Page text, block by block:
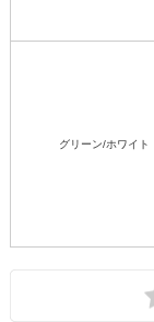
グリーン/ホワイト